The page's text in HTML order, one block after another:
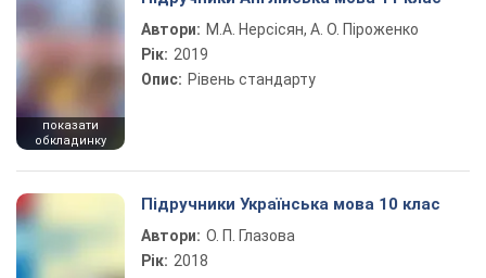
показати
обкладинку
Автори: М.А. Нерсісян, А. О. Піроженко
Рік: 2019
Опис: Рівень стандарту
Підручники Українська мова 10 клас
Автори: О. П. Глазова
Рік: 2018